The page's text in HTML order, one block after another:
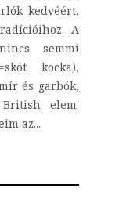
kedvéért,
A
semmi
kocka),
és garbók,
British elem.
az...